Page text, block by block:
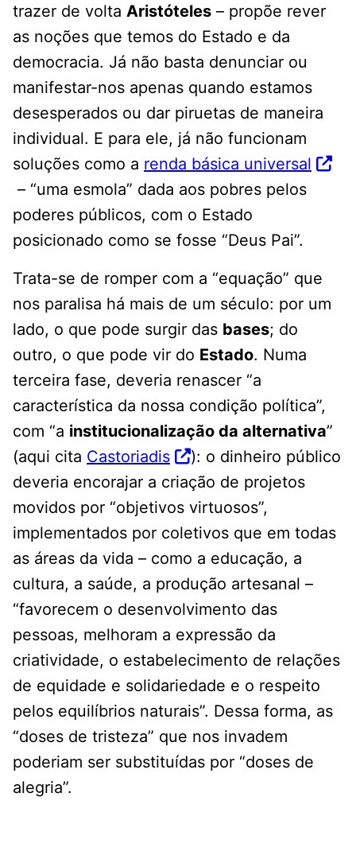
trazer de volta Aristóteles – propõe rever
as noções que temos do Estado e da
democracia. Já não basta denunciar ou
manifestar-nos apenas quando estamos
desesperados ou dar piruetas de maneira
individual. E para ele, já não funcionam
soluções como a renda básica universal
– “uma esmola” dada aos pobres pelos
poderes públicos, com o Estado
posicionado como se fosse “Deus Pai”.
Trata-se de romper com a “equação” que
nos paralisa há mais de um século: por um
lado, o que pode surgir das bases; do
outro, o que pode vir do Estado. Numa
terceira fase, deveria renascer “a
característica da nossa condição política”,
com “a institucionalização da alternativa”
(aqui cita Castoriadis
): o dinheiro público
deveria encorajar a criação de projetos
movidos por “objetivos virtuosos”,
implementados por coletivos que em todas
as áreas da vida – como a educação, a
cultura, a saúde, a produção artesanal –
“favorecem o desenvolvimento das
pessoas, melhoram a expressão da
criatividade, o estabelecimento de relações
de equidade e solidariedade e o respeito
pelos equilíbrios naturais”. Dessa forma, as
“doses de tristeza” que nos invadem
poderiam ser substituídas por “doses de
alegria”.